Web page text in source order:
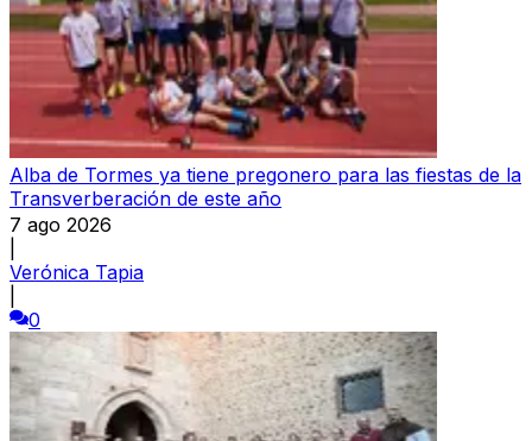
Alba de Tormes ya tiene pregonero para las fiestas de la
Transverberación de este año
7 ago 2026
Verónica Tapia
0